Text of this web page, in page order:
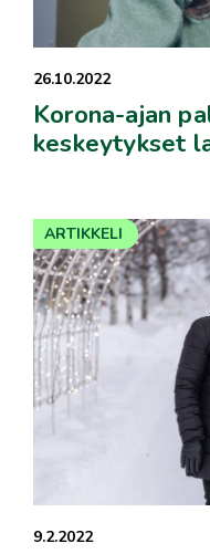
26.10.2022
Korona-ajan
keskeytykset
9.2.2022
ARTIKKELI